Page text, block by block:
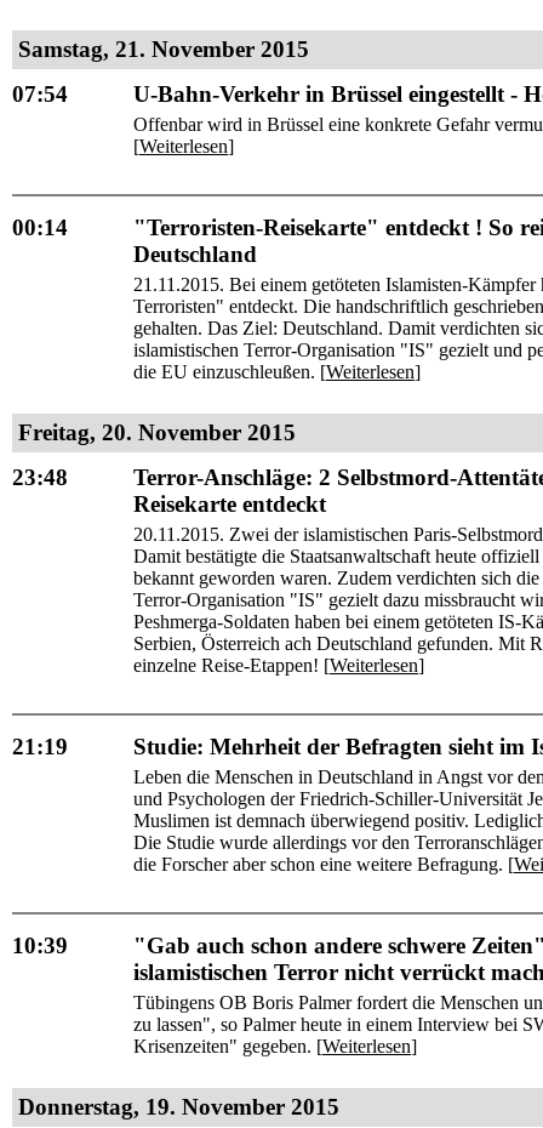
Samstag, 21. November 2015
07:54
U-Bahn-Verkehr in Brüssel eingestellt -
Offenbar wird in Brüssel eine konkrete Gefahr
[Weiterlesen]
00:14
"Terroristen-Reisekarte" entdeckt ! So
Deutschland
21.11.2015. Bei einem getöteten Islamisten-
Terroristen" entdeckt. Die handschriftlich
gehalten. Das Ziel: Deutschland. Damit verdichten
islamistischen Terror-Organisation "IS" gezielt und
die EU einzuschleußen. [Weiterlesen]
Freitag, 20. November 2015
23:48
Terror-Anschläge: 2 Selbstmord-
Reisekarte entdeckt
20.11.2015. Zwei der islamistischen Paris-
Damit bestätigte die Staatsanwaltschaft heute
bekannt geworden waren. Zudem verdichten sich
Terror-Organisation "IS" gezielt dazu missbraucht
Peshmerga-Soldaten haben bei einem getöteten IS-
Serbien, Österreich ach Deutschland gefunden. Mit
einzelne Reise-Etappen! [Weiterlesen]
21:19 Studie: Mehrheit der Befragten sieht im
Leben die Menschen in Deutschland in Angst vor
und Psychologen der Friedrich-Schiller-Universität
Muslimen ist demnach überwiegend positiv.
Die Studie wurde allerdings vor den
die Forscher aber schon eine weitere Befragung. [
10:39
"Gab auch schon andere schwere
islamistischen Terror nicht verrückt
Tübingens OB Boris Palmer fordert die Menschen
zu lassen", so Palmer heute in einem Interview bei
Krisenzeiten" gegeben. [Weiterlesen]
Donnerstag, 19. November 2015